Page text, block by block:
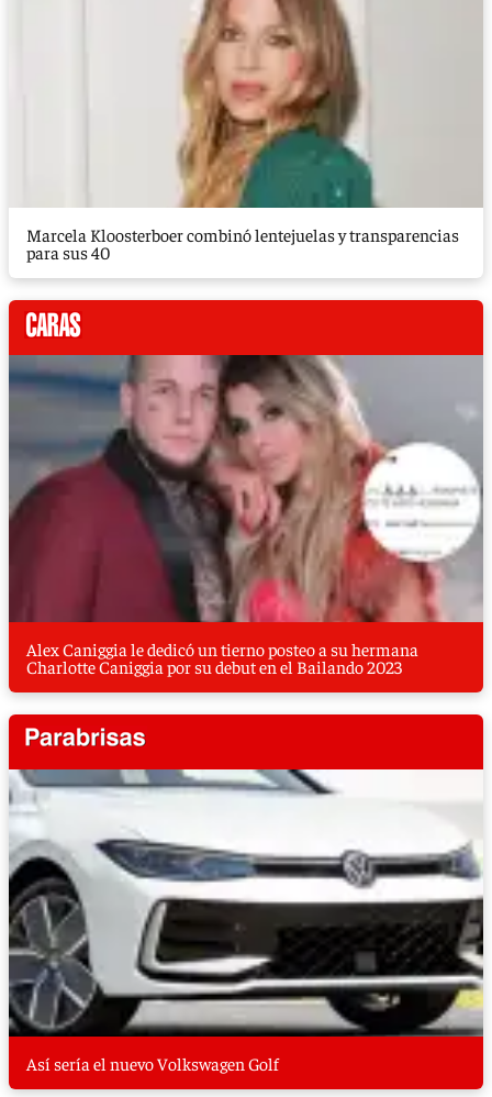
Marcela Kloosterboer combinó lentejuelas y transparencias
para sus 40
Alex Caniggia le dedicó un tierno posteo a su hermana
Charlotte Caniggia por su debut en el Bailando 2023
Así sería el nuevo Volkswagen Golf